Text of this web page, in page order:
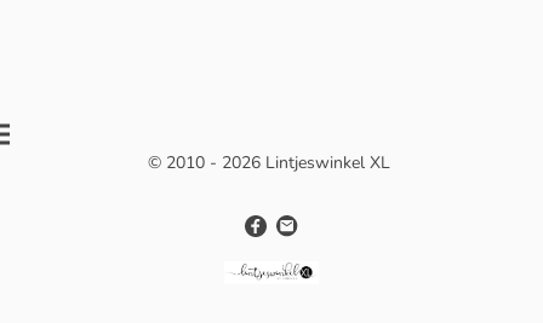
© 2010 - 2026 Lintjeswinkel XL